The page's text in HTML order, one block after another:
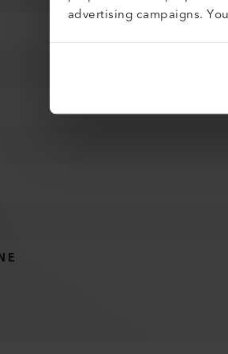
advertising campaigns.